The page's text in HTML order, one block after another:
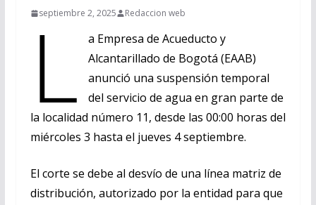
septiembre 2, 2025 Redaccion web
L
a Empresa de Acueducto y
Alcantarillado de Bogotá (EAAB)
anunció una suspensión temporal
del servicio de agua en gran parte de
la localidad número 11, desde las 00:00 horas del
miércoles 3 hasta el jueves 4 septiembre.
El corte se debe al desvío de una línea matriz de
distribución, autorizado por la entidad para que